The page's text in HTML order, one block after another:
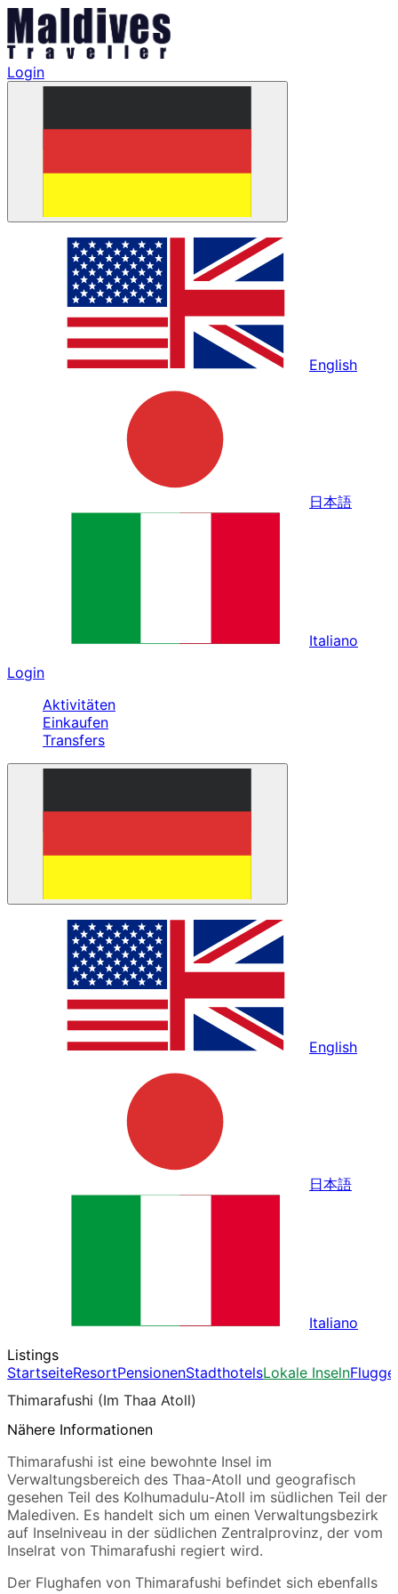
Login
English
日本語
Italiano
Login
Aktivitäten
Einkaufen
Transfers
English
日本語
Italiano
Listings
StartseiteResortPensionenStadthotelsLokale Inseln
Thimarafushi (Im Thaa Atoll)
Nähere Informationen
Thimarafushi ist eine bewohnte Insel im
Verwaltungsbereich des Thaa-Atoll und geografisch
gesehen Teil des Kolhumadulu-Atoll im südlichen Teil der
Malediven. Es handelt sich um einen Verwaltungsbezirk
auf Inselniveau in der südlichen Zentralprovinz, der vom
Inselrat von Thimarafushi regiert wird.
Der Flughafen von Thimarafushi befindet sich ebenfalls